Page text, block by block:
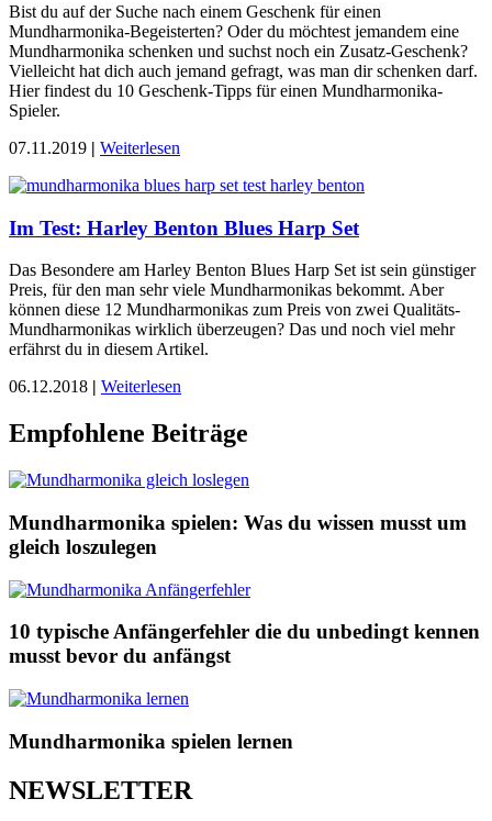
Bist du auf der Suche nach einem Geschenk für einen
Mundharmonika-Begeisterten? Oder du möchtest jemandem eine
Mundharmonika schenken und suchst noch ein Zusatz-Geschenk?
Vielleicht hat dich auch jemand gefragt, was man dir schenken darf.
Hier findest du 10 Geschenk-Tipps für einen Mundharmonika-
Spieler.
07.11.2019 | Weiterlesen
Im Test: Harley Benton Blues Harp Set
Das Besondere am Harley Benton Blues Harp Set ist sein günstiger
Preis, für den man sehr viele Mundharmonikas bekommt. Aber
können diese 12 Mundharmonikas zum Preis von zwei Qualitäts-
Mundharmonikas wirklich überzeugen? Das und noch viel mehr
erfährst du in diesem Artikel.
06.12.2018 | Weiterlesen
Empfohlene Beiträge
Mundharmonika spielen: Was du wissen musst um
gleich loszulegen
10 typische Anfängerfehler die du unbedingt kennen
musst bevor du anfängst
Mundharmonika spielen lernen
NEWSLETTER